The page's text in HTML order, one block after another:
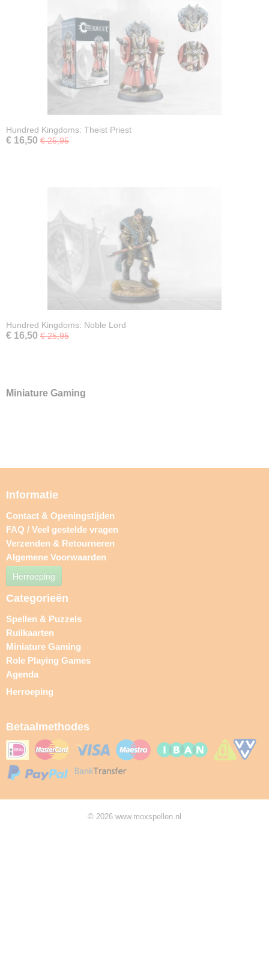
Hundred Kingdoms: Theist Priest
€ 16,50 € 25,95
Hundred Kingdoms: Noble Lord
€ 16,50 € 25,95
Miniature Gaming
Informatie
Contact & Openingstijden
FAQ / Veel gestelde vragen
Verzenden & Retourneren
Algemene Voorwaarden
Herroeping
Categorieën
Spellen & Puzzels
Ruilkaarten
Miniature Gaming
Role Playing Games
Agenda
Herroeping
Betaalmethodes
© 2026 www.moxspellen.nl